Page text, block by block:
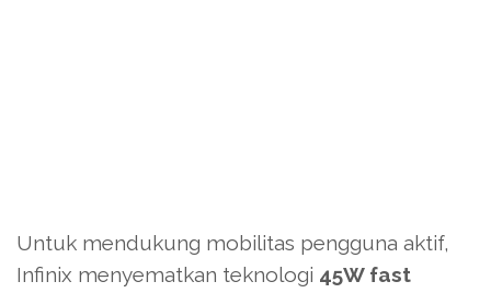
Untuk mendukung mobilitas pengguna aktif,
Infinix menyematkan teknologi 45W fast